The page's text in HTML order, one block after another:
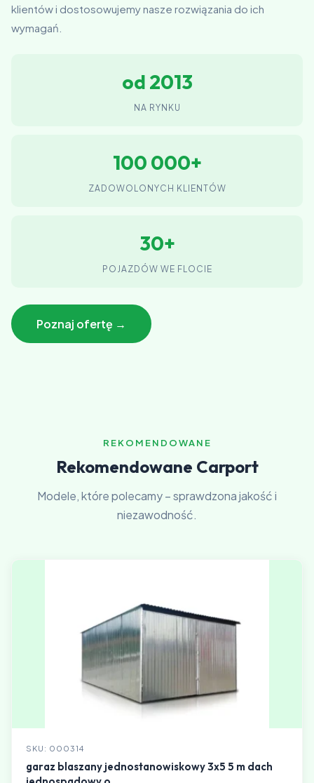
klientów i dostosowujemy nasze rozwiązania do ich
wymagań.
od 2013
NA RYNKU
100 000+
ZADOWOLONYCH KLIENTÓW
30+
POJAZDÓW WE FLOCIE
Poznaj ofertę →
REKOMENDOWANE
Rekomendowane Carport
Modele, które polecamy – sprawdzona jakość i
niezawodność.
SKU: 000314
garaz blaszany jednostanowiskowy 3x5 5 m dach